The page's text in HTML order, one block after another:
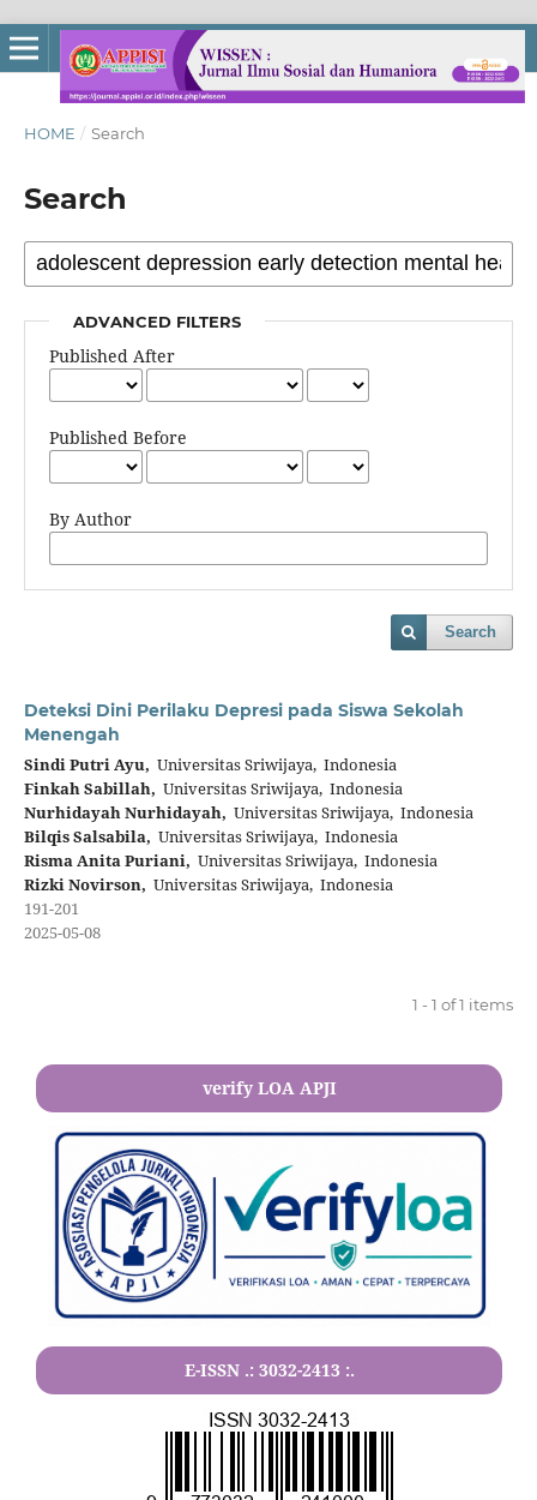
HOME / Search
Search
ADVANCED FILTERS
Published After
Published Before
By Author
Search
Deteksi Dini Perilaku Depresi pada Siswa Sekolah
Menengah
Sindi Putri Ayu, Universitas Sriwijaya, Indonesia
Finkah Sabillah, Universitas Sriwijaya, Indonesia
Nurhidayah Nurhidayah, Universitas Sriwijaya, Indonesia
Bilqis Salsabila, Universitas Sriwijaya, Indonesia
Risma Anita Puriani, Universitas Sriwijaya, Indonesia
Rizki Novirson, Universitas Sriwijaya, Indonesia
191-201
2025-05-08
1 - 1 of 1 items
verify LOA APJI
E-ISSN .: 3032-2413 :.